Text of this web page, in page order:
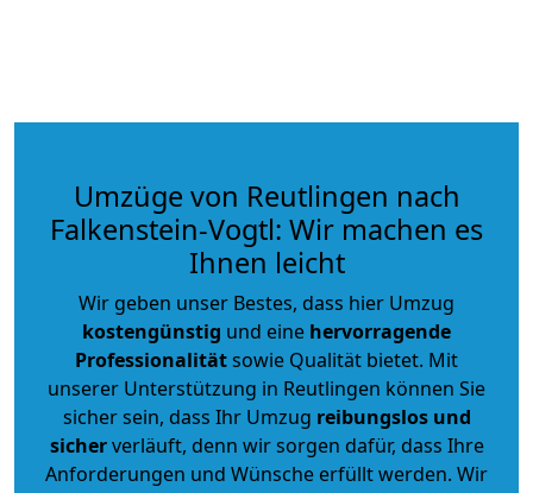
Umzüge von Reutlingen nach
Falkenstein-Vogtl: Wir machen es
Ihnen leicht
Wir geben unser Bestes, dass hier Umzug
kostengünstig und eine hervorragende
Professionalitätsowie Qualität bietet. Mit
unserer Unterstützung in Reutlingen können Sie
sicher sein, dass Ihr Umzug reibungslos und
sicherverläuft, denn wir sorgen dafür, dass Ihre
Anforderungen und Wünsche erfüllt werden. Wir